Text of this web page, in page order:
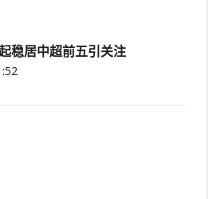
稳居中超前五引关注